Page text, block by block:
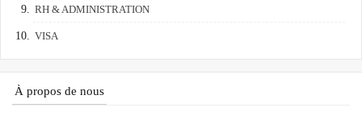
RH & ADMINISTRATION
VISA
À propos de nous